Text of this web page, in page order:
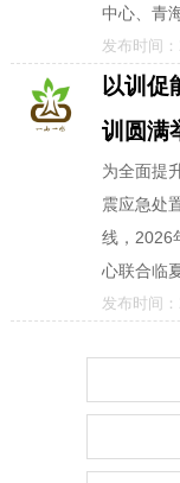
中心、青
发布时间
以训促
训圆满
为全面提
震应急处
线，2026
心联合临
发布时间